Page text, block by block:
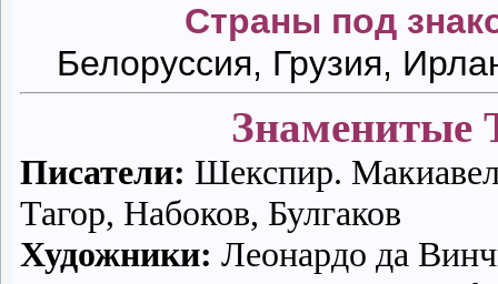
Страны под
Белоруссия, Грузия,
Знаменитые
Писатели: Шекспир.
Тагор, Набоков, Булгаков
Художники: Леонардо да